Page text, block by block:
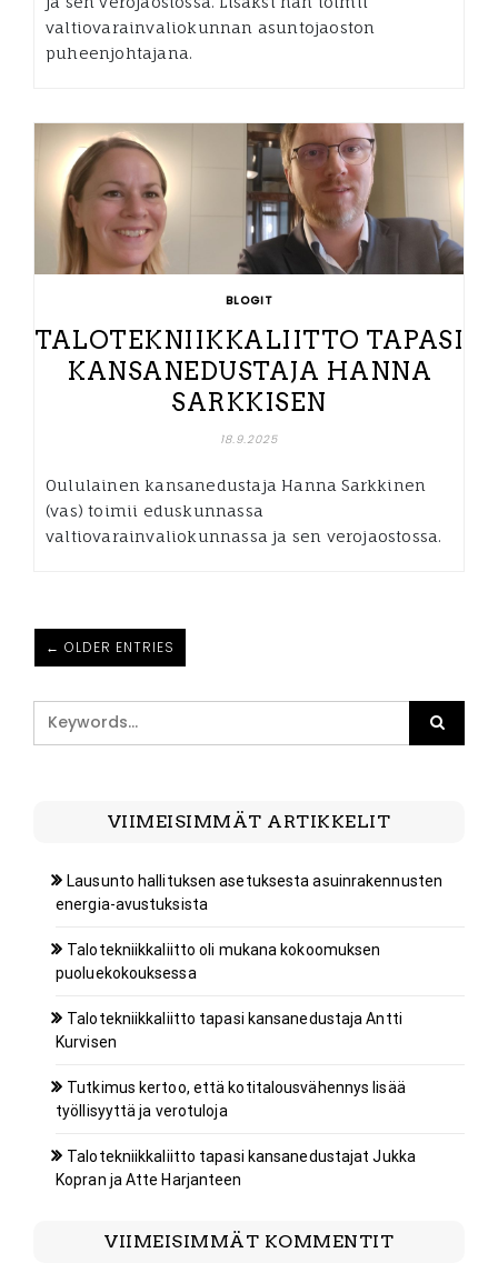
valtiovarainvaliokunnan asuntojaoston
puheenjohtajana.
BLOGIT
TALOTEKNIIKKALIITTO TAPASI
KANSANEDUSTAJA HANNA
SARKKISEN
18.9.2025
Oululainen kansanedustaja Hanna Sarkkinen
(vas) toimii eduskunnassa
valtiovarainvaliokunnassa ja sen verojaostossa.
← OLDER ENTRIES
VIIMEISIMMÄT ARTIKKELIT
Lausunto hallituksen asetuksesta asuinrakennusten
energia-avustuksista
Talotekniikkaliitto oli mukana kokoomuksen
puoluekokouksessa
Talotekniikkaliitto tapasi kansanedustaja Antti
Kurvisen
Tutkimus kertoo, että kotitalousvähennys lisää
työllisyyttä ja verotuloja
Talotekniikkaliitto tapasi kansanedustajat Jukka
Kopran ja Atte Harjanteen
VIIMEISIMMÄT KOMMENTIT